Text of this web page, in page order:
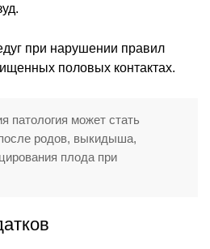
при нарушении правил
половых контактах.
патология может стать
родов, выкидыша,
плода при